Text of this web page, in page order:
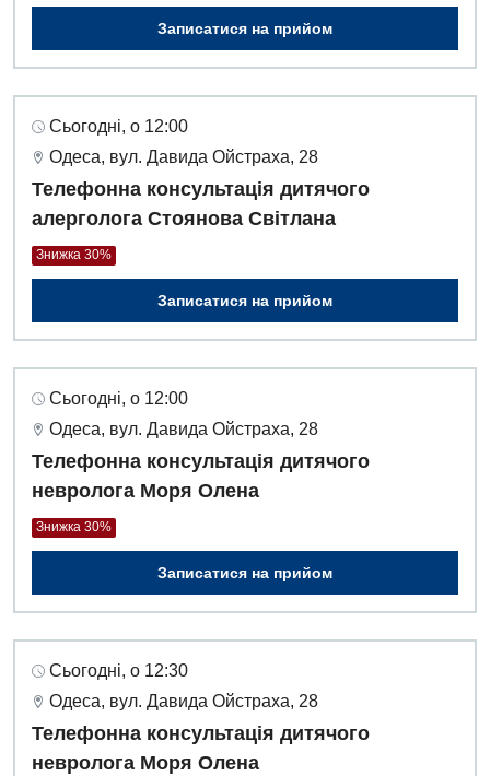
Записатися на прийом
Сьогодні, о 12:00
Одеса, вул. Давида Ойстраха, 28
Телефонна консультація дитячого
алерголога Стоянова Світлана
Знижка 30%
Записатися на прийом
Сьогодні, о 12:00
Одеса, вул. Давида Ойстраха, 28
Телефонна консультація дитячого
невролога Моря Олена
Знижка 30%
Записатися на прийом
Сьогодні, о 12:30
Одеса, вул. Давида Ойстраха, 28
Телефонна консультація дитячого
невролога Моря Олена